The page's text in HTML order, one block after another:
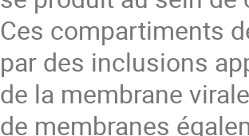
Ces compartiments
par des inclusions
de la membrane
de membranes